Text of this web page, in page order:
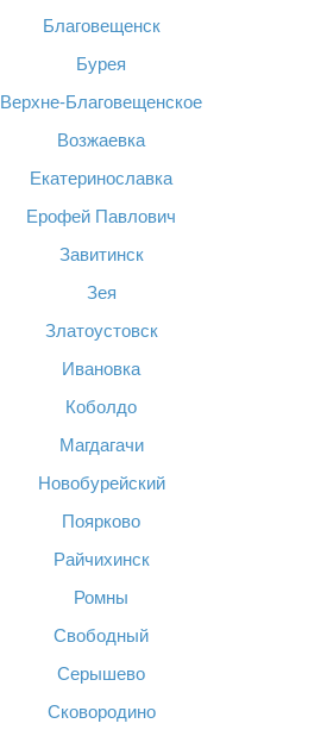
Благовещенск
Бурея
Верхне-Благовещенское
Возжаевка
Екатеринославка
Ерофей Павлович
Завитинск
Зея
Златоустовск
Ивановка
Коболдо
Магдагачи
Новобурейский
Поярково
Райчихинск
Ромны
Свободный
Серышево
Сковородино